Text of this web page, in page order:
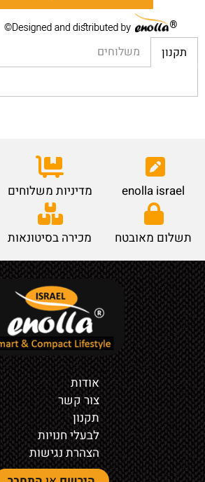
תקנון משלוחים
enolla israel מדיניות משלוחים
תשלום מאובטח מכירה בסיטונאות
אודות
צור קשר
תקנון
לבעלי חנויות
הצהרת נגישות